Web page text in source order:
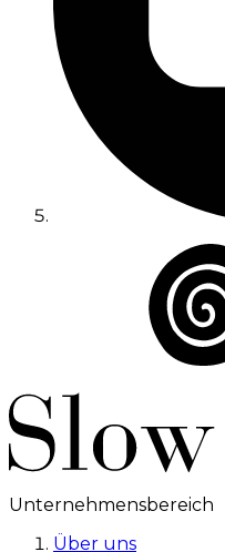
Unternehmensbereich
Über uns